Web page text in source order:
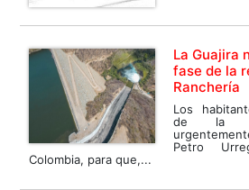
La Guajira
fase de la
Ranchería
Los
de la
Petro
Colombia, para que,...